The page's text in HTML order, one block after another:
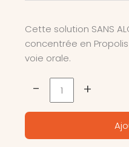
Cette solution SANS
concentrée en
voie orale.
- +